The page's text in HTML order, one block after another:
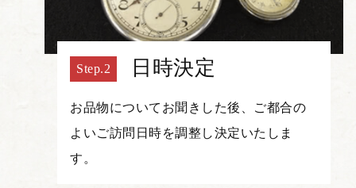
日時決定
お品物についてお聞きした後、ご都合の
よいご訪問日時を調整し決定いたしま
す。